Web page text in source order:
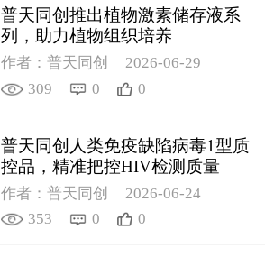
普天同创推出植物激素储存液系
列，助力植物组织培养
作者：普天同创
2026-06-29
309
0 0
普天同创人类免疫缺陷病毒1型质
控品，精准把控HIV检测质量
作者：普天同创
2026-06-24
353
0 0